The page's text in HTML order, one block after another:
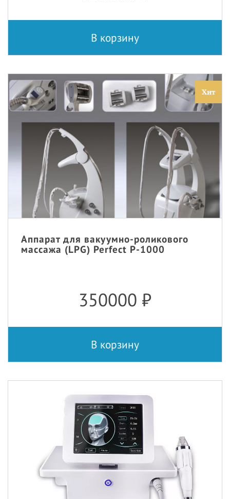
В корзину
Хит
Аппарат для вакуумно-роликового
массажа (LPG) Perfect P-1000
350000 ₽
В корзину